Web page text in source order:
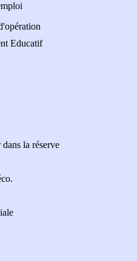
Educatif
la réserve